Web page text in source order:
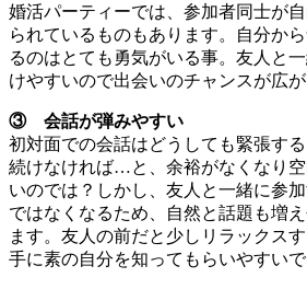
婚活パーティーでは、参加者同士が
られているものもあります。自分か
るのはとても勇気がいる事。友人と
けやすいので出会いのチャンスが広が
③ 会話が弾みやすい
初対面での会話はどうしても緊張す
続けなければ…と、余裕がなくなり
いのでは？しかし、友人と一緒に参
ではなくなるため、自然と話題も増
ます。友人の前だと少しリラックス
手に素の自分を知ってもらいやすいで